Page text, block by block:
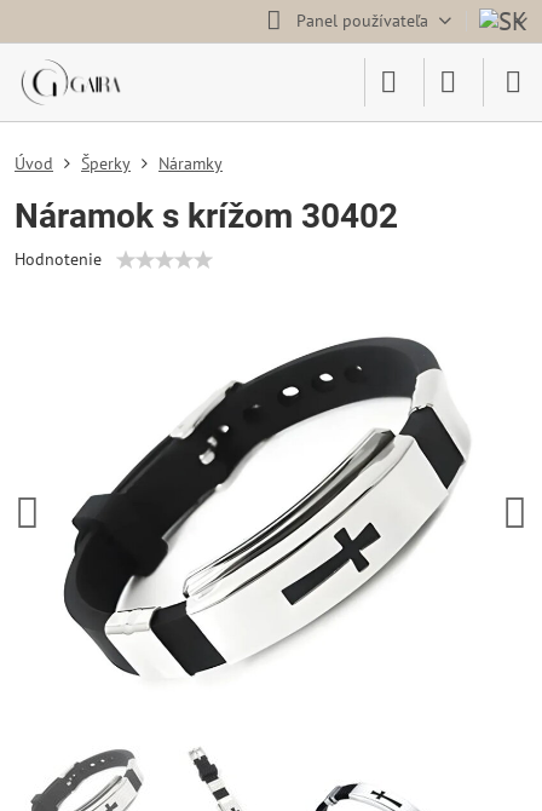
Panel používateľa
Úvod Šperky Náramky
Náramok s krížom 30402
Hodnotenie